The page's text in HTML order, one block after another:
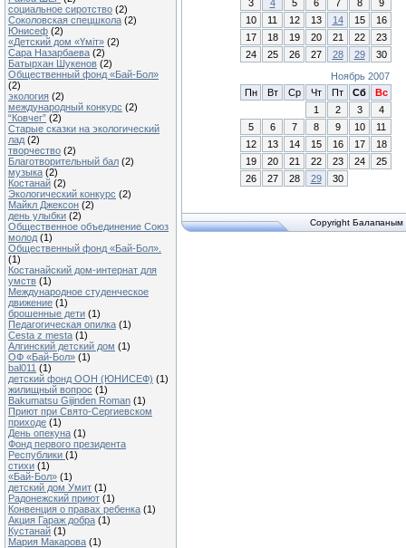
социальное сиротство (2)
Соколовская спецшкола (2)
Юнисеф (2)
«Детский дом «Үміт» (2)
Сара Назарбаева (2)
Батырхан Шукенов (2)
Общественный фонд «Бай-Бол»
(2)
экология (2)
международный конкурс (2)
“Ковчег” (2)
Старые сказки на экологический
лад (2)
творчество (2)
Благотворительный бал (2)
музыка (2)
Костанай (2)
Экологический конкурс (2)
Майкл Джексон (2)
день улыбки (2)
Общественное объединение Союз
молод (1)
Общественный фонд «Бай-Бол».
(1)
Костанайский дом-интернат для
умств (1)
Международное студенческое
движение (1)
брошенные дети (1)
Педагогическая опилка (1)
Cesta z mesta (1)
Алгинский детский дом (1)
ОФ «Бай-Бол» (1)
bal011 (1)
детский фонд ООН (ЮНИСЕФ) (1)
жилищный вопрос (1)
Bakumatsu Gijinden Roman (1)
Приют при Свято-Сергиевском
приходе (1)
День опекуна (1)
Фонд первого президента
Республики (1)
стихи (1)
«Бай-Бол» (1)
детский дом Умит (1)
Радонежский приют (1)
Конвенция о правах ребенка (1)
Акция Гараж добра (1)
Кустанай (1)
Мария Макарова (1)
3
4 5 6 7 8
9
10
11 12 13 14 15
16
17
18 19 20 21 22
23
24
25 26 27 28 29
30
Ноябрь 2007
Пн
Вт Ср Чт Пт Сб
Вс
1
2 3
4
5
6 7 8 9 10
11
12
13 14 15 16 17
18
19
20 21 22 23 24
25
26
27 28 29 30
Copyright Балапаным